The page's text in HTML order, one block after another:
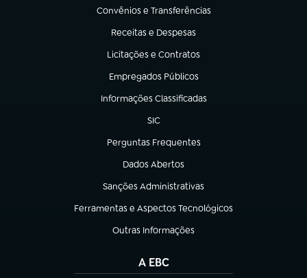
Convênios e Transferências
(abre em nova aba)
Receitas e Despesas
(abre em nova aba)
Licitações e Contratos
(abre em nova aba)
Empregados Públicos
(abre em nova aba)
Informações Classificadas
(abre em nova aba)
SIC
(abre em nova aba)
Perguntas Frequentes
(abre em nova aba)
Dados Abertos
(abre em nova aba)
Sanções Administrativas
(abre em nova aba)
Ferramentas e Aspectos Tecnológicos
(abre em nova aba)
Outras Informações
(abre em nova aba)
A EBC